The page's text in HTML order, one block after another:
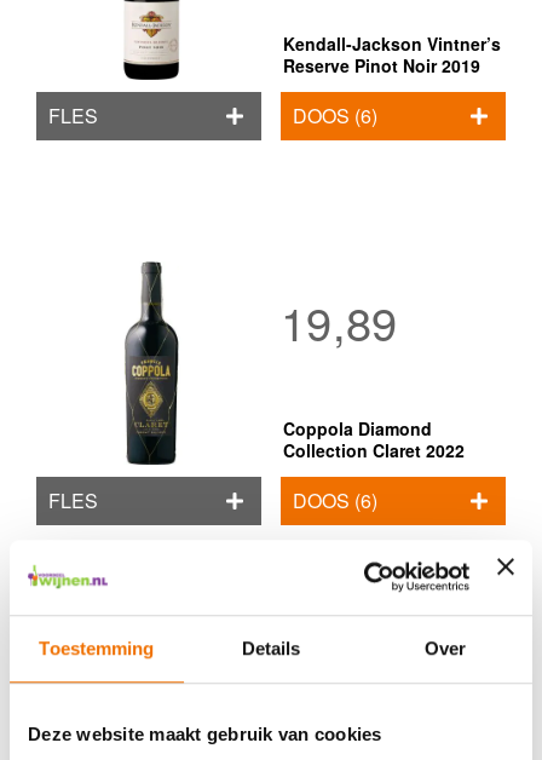
Toestemming Details Over
Deze website maakt gebruik van cookies
Kendall-Jackson Vintner’s
Reserve Pinot Noir 2019
FLES DOOS (6)
Coppola Diamond
Collection Claret 2022
19,89
FLES DOOS (6)
21,95